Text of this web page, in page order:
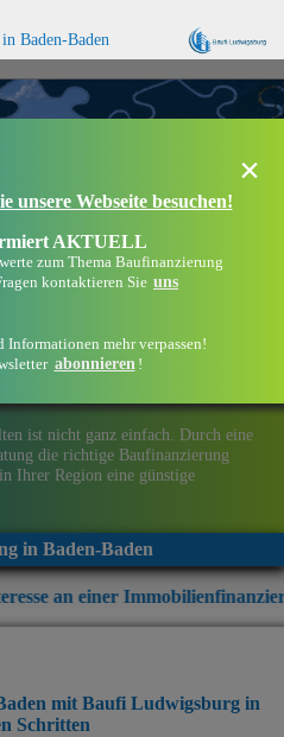
Baden-Baden
ist nicht ganz einfach. Durch eine
die richtige Baufinanzierung
Ihrer Region eine günstige
in Baden-Baden
Immobilienfinanzierung?
×
Webseite besuchen!
AKTUELL
zum Thema Baufinanzierung
kontaktieren Sie uns
mehr verpassen!
abonnieren !
mit Baufi Ludwigsburg in
Schritten